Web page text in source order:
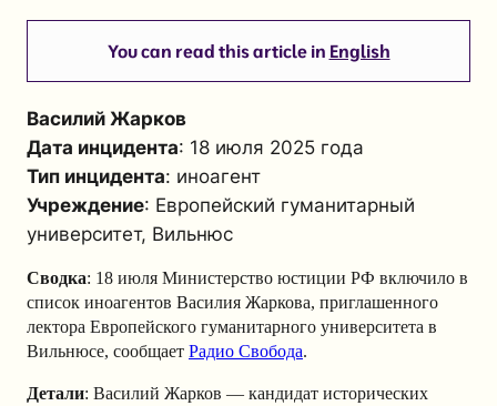
You can read this article in English
Василий Жарков
Дата инцидента: 18 июля 2025 года
Тип инцидента: иноагент
Учреждение: Европейский гуманитарный
университет, Вильнюс
Сводка: 18 июля Министерство юстиции РФ включило в
список иноагентов Василия Жаркова, приглашенного
лектора Европейского гуманитарного университета в
Вильнюсе, сообщает Радио Свобода.
Детали: Василий Жарков — кандидат исторических